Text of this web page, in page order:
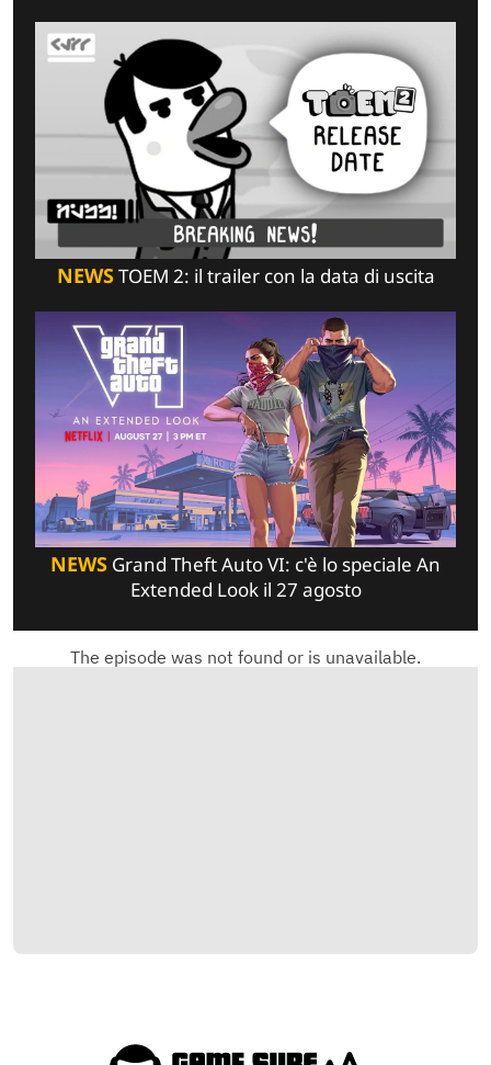
NEWSTOEM 2: il trailer con la data di uscita
NEWS Grand Theft Auto VI: c'è lo speciale An
Extended Look il 27 agosto